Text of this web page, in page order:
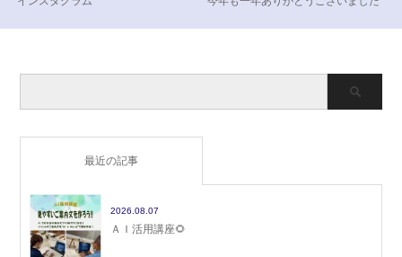
最近の記事
2026.08.07
ＡＩ活用講座🌻